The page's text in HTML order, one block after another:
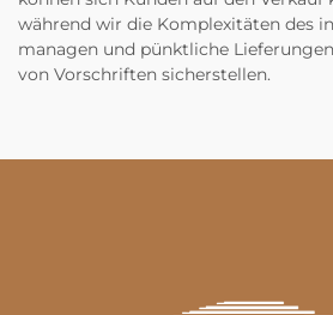
während wir die Komplexitäten des
managen und pünktliche
von Vorschriften sicherstellen.